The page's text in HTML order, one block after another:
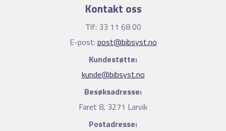
Kontakt oss
Tlf: 33 11 68 00
E-post: post@bibsyst.no
Kundestøtte:
kunde@bibsyst.no
Besøksadresse:
Faret 8, 3271 Larvik
Postadresse: